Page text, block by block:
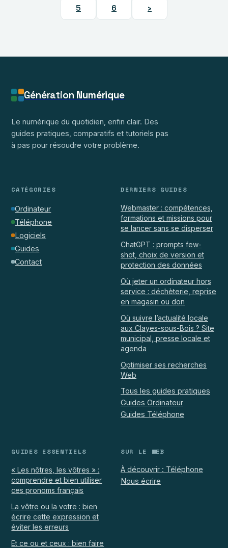
5 6 ›
Génération Numérique
Le numérique du quotidien, enfin clair. Des
guides pratiques, comparatifs et tutoriels pas
à pas pour résoudre votre problème.
CATÉGORIES
Ordinateur
Téléphone
Logiciels
Guides
Contact
DERNIERS GUIDES
Webmaster : compétences,
formations et missions pour
se lancer sans se disperser
ChatGPT : prompts few-
shot, choix de version et
protection des données
Où jeter un ordinateur hors
service : déchèterie, reprise
en magasin ou don
Où suivre l’actualité locale
aux Clayes-sous-Bois ? Site
municipal, presse locale et
agenda
Optimiser ses recherches
Web
Tous les guides pratiques
Guides Ordinateur
Guides Téléphone
GUIDES ESSENTIELS
« Les nôtres, les vôtres » :
comprendre et bien utiliser
ces pronoms français
La vôtre ou la votre : bien
écrire cette expression et
éviter les erreurs
Et ce ou et ceux : bien faire
SUR LE WEB
À découvrir : Téléphone
Nous écrire